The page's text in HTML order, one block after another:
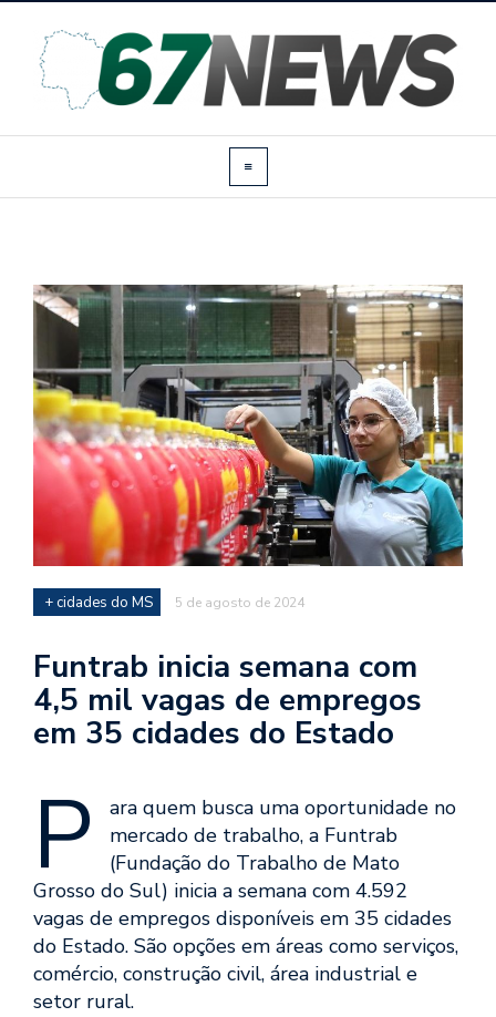
+ cidades do MS 5 de agosto de 2024
Funtrab inicia semana com
4,5 mil vagas de empregos
em 35 cidades do Estado
P
ara quem busca uma oportunidade no
mercado de trabalho, a Funtrab
(Fundação do Trabalho de Mato
Grosso do Sul) inicia a semana com 4.592
vagas de empregos disponíveis em 35 cidades
do Estado. São opções em áreas como serviços,
comércio, construção civil, área industrial e
setor rural.